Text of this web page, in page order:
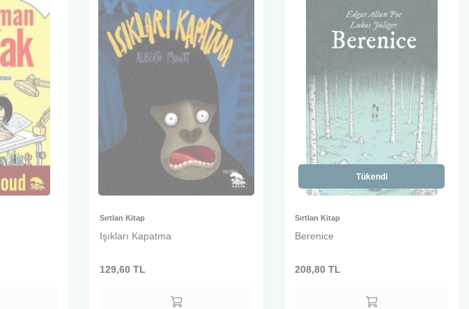
Sırtlan Kitap
Işıkları Kapatma
129,60 TL
Tükendi
Sırtlan Kitap
Berenice
208,80 TL